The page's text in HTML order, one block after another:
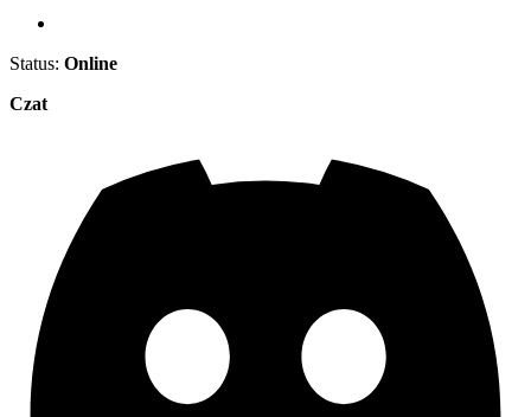
Status: Online
Czat